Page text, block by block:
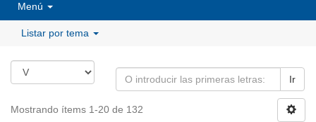
Menú
Listar por tema
Ir
Mostrando ítems 1-20 de 132